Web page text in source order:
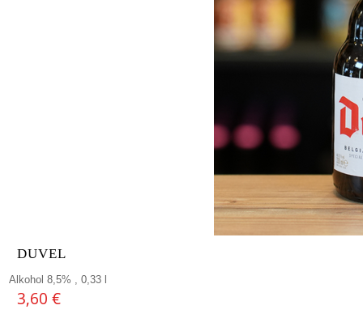
DUVEL
Alkohol 8,5% , 0,33 l
3,60 €